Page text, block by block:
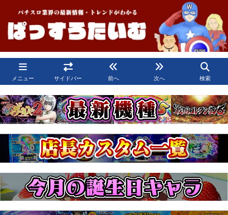
メニュー サイドバー 前へ 次へ 検索